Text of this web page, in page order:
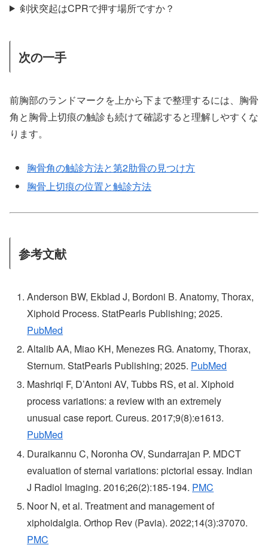
剣状突起はCPRで押す場所ですか？
次の一手
前胸部のランドマークを上から下まで整理するには、胸骨
角と胸骨上切痕の触診も続けて確認すると理解しやすくな
ります。
胸骨角の触診方法と第2肋骨の見つけ方
胸骨上切痕の位置と触診方法
参考文献
Anderson BW, Ekblad J, Bordoni B. Anatomy, Thorax,
Xiphoid Process. StatPearls Publishing; 2025.
PubMed
Altalib AA, Miao KH, Menezes RG. Anatomy, Thorax,
Sternum. StatPearls Publishing; 2025. PubMed
Mashriqi F, D’Antoni AV, Tubbs RS, et al. Xiphoid
process variations: a review with an extremely
unusual case report. Cureus. 2017;9(8):e1613.
PubMed
Duraikannu C, Noronha OV, Sundarrajan P. MDCT
evaluation of sternal variations: pictorial essay. Indian
J Radiol Imaging. 2016;26(2):185-194. PMC
Noor N, et al. Treatment and management of
xiphoidalgia. Orthop Rev (Pavia). 2022;14(3):37070.
PMC